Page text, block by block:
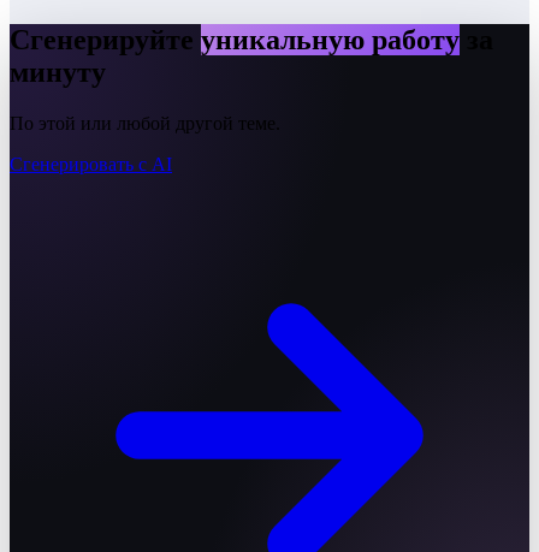
Сгенерируйте уникальную работу
минуту
По этой или любой другой теме.
Сгенерировать с AI